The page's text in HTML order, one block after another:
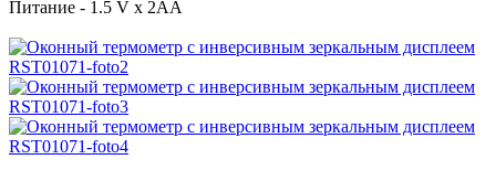
Питание - 1.5 V x 2AA